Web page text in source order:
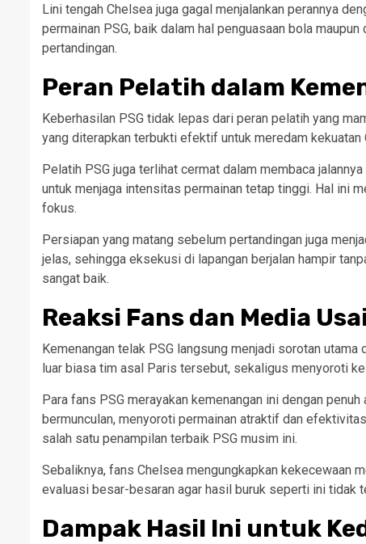
Lini tengah Chelsea juga gagal menjalankan perannya
permainan PSG, baik dalam hal penguasaan bola
pertandingan.
Peran Pelatih dalam
Keberhasilan PSG tidak lepas dari peran pelatih yang
yang diterapkan terbukti efektif untuk meredam
Pelatih PSG juga terlihat cermat dalam membaca
untuk menjaga intensitas permainan tetap tinggi. Hal ini
fokus.
Persiapan yang matang sebelum pertandingan juga
jelas, sehingga eksekusi di lapangan berjalan hampir
sangat baik.
Reaksi Fans dan Media
Kemenangan telak PSG langsung menjadi sorotan
luar biasa tim asal Paris tersebut, sekaligus menyoroti
Para fans PSG merayakan kemenangan ini dengan
bermunculan, menyoroti permainan atraktif dan
salah satu penampilan terbaik PSG musim ini.
Sebaliknya, fans Chelsea mengungkapkan kekecewaan
evaluasi besar-besaran agar hasil buruk seperti ini tidak
Dampak Hasil Ini untuk